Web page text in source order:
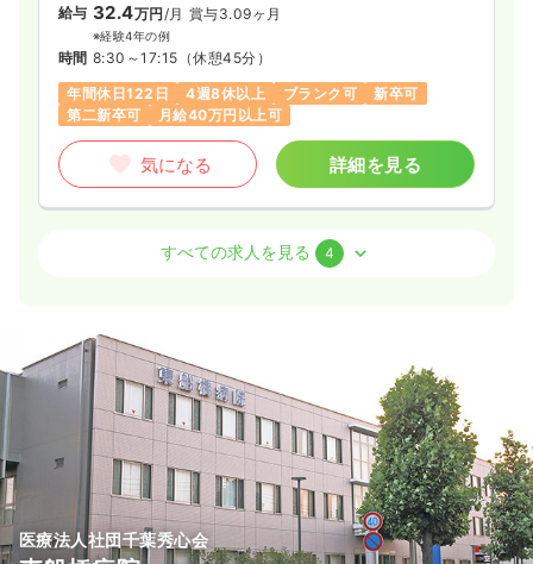
給与 22.7万円/月 賞与80.0万円
※経験5年の例
時間 8:30～17:00
土日休み
オンコールあり ブランク可
第二新卒可
月給26万円以上可
気になる 詳細を見る
保健師
給与 28.4万円/月
※一例
8:00～17:30（休憩60分）
日祝休み
4週8休以上 月給28万円以上可
気になる 詳細を見る
28.0万円〜
※一例
年間休日120日
4週8休以上
オンコールあり
気になる 詳細を見る
正看護師
給与 30.9万円〜/月 賞与2回
※経験4年の例
7:00～16:00
年間休日120日
4週8休以上
ブランク可
月給30万円以上可
気になる 詳細を見る
給与 32.4万円/月 賞与3.09ヶ月
※経験4年の例
時間 8:30～17:15 （休憩45分）
年間休日122日
4週8休以上 ブランク可
新卒可
第二新卒可
月給40万円以上可
気になる 詳細を見る
給与 27.6万円〜
※経験3年の例
時間 8:30～17:15（休憩45分）
年間休日122日
4週8休以上
ブランク可
月給27万円以上可
気になる 詳細を見る
すべての求人を見る 4
医療法人社団千葉秀心会